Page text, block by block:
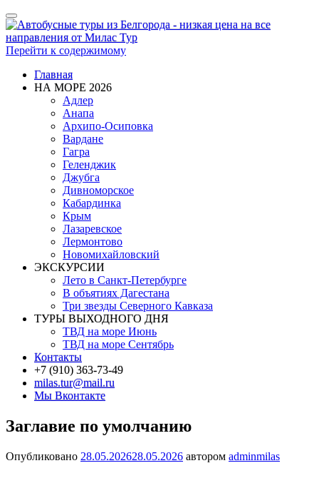
Показать/
Скрыть
навигацию
Перейти к содержимому
Главная
НА МОРЕ 2026
Адлер
Анапа
Архипо-Осиповка
Вардане
Гагра
Геленджик
Джубга
Дивноморское
Кабардинка
Крым
Лазаревское
Лермонтово
Новомихайловский
ЭКСКУРСИИ
Лето в Санкт-Петербурге
В объятиях Дагестана
Три звезды Северного Кавказа
ТУРЫ ВЫХОДНОГО ДНЯ
ТВД на море Июнь
ТВД на море Сентябрь
Контакты
+7 (910) 363-73-49
milas.tur@mail.ru
Мы Вконтакте
Заглавие по умолчанию
Опубликовано 28.05.202628.05.2026 автором adminmilas